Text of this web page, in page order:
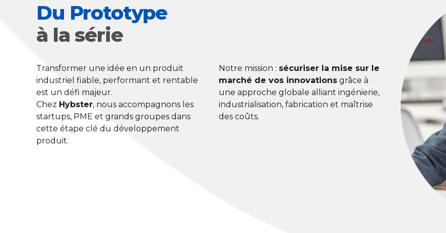
Du Prototype
à la série
Transformer une idée en un produit
industriel fiable, performant et rentable
est un défi majeur.
Chez Hybster, nous accompagnons les
startups, PME et grands groupes dans
cette étape clé du développement
produit.
Notre mission : sécuriser la mise sur le
marché de vos innovationsgrâce à
une approche globale alliant ingénierie,
industrialisation, fabrication et maîtrise
des coûts.